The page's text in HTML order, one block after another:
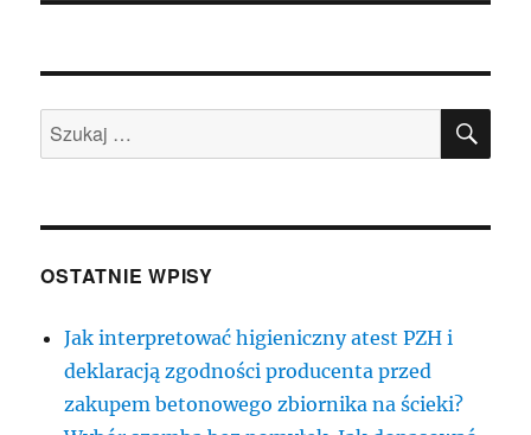
Szukaj:
OSTATNIE WPISY
Jak interpretować higieniczny atest PZH i
deklaracją zgodności producenta przed
zakupem betonowego zbiornika na ścieki?